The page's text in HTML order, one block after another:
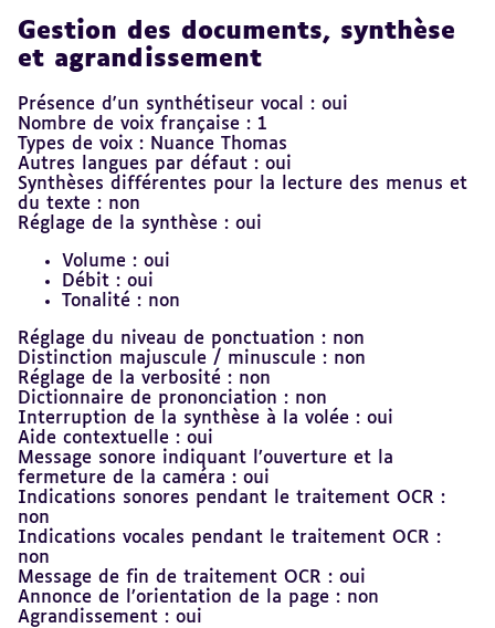
Gestion des documents, synthèse
et agrandissement
Présence d'un synthétiseur vocal : oui
Nombre de voix française : 1
Types de voix : Nuance Thomas
Autres langues par défaut : oui
Synthèses différentes pour la lecture des menus et
du texte : non
Réglage de la synthèse : oui
Volume : oui
Débit : oui
Tonalité : non
Réglage du niveau de ponctuation : non
Distinction majuscule / minuscule : non
Réglage de la verbosité : non
Dictionnaire de prononciation : non
Interruption de la synthèse à la volée : oui
Aide contextuelle : oui
Message sonore indiquant l’ouverture et la
fermeture de la caméra : oui
Indications sonores pendant le traitement OCR :
non
Indications vocales pendant le traitement OCR :
non
Message de fin de traitement OCR : oui
Annonce de l’orientation de la page : non
Agrandissement : oui